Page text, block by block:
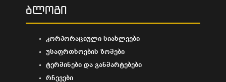
ბლოგი
კორპორაციული სიახლეები
უსაფრთხოების ზომები
ტერმინები და განმარტებები
რჩევები